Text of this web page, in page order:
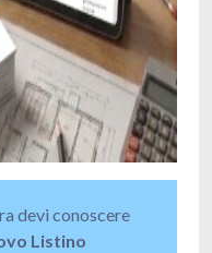
devi conoscere
Listino